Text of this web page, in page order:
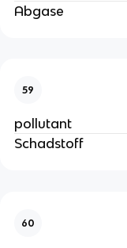
Abgase
59
pollutant
Schadstoff
60